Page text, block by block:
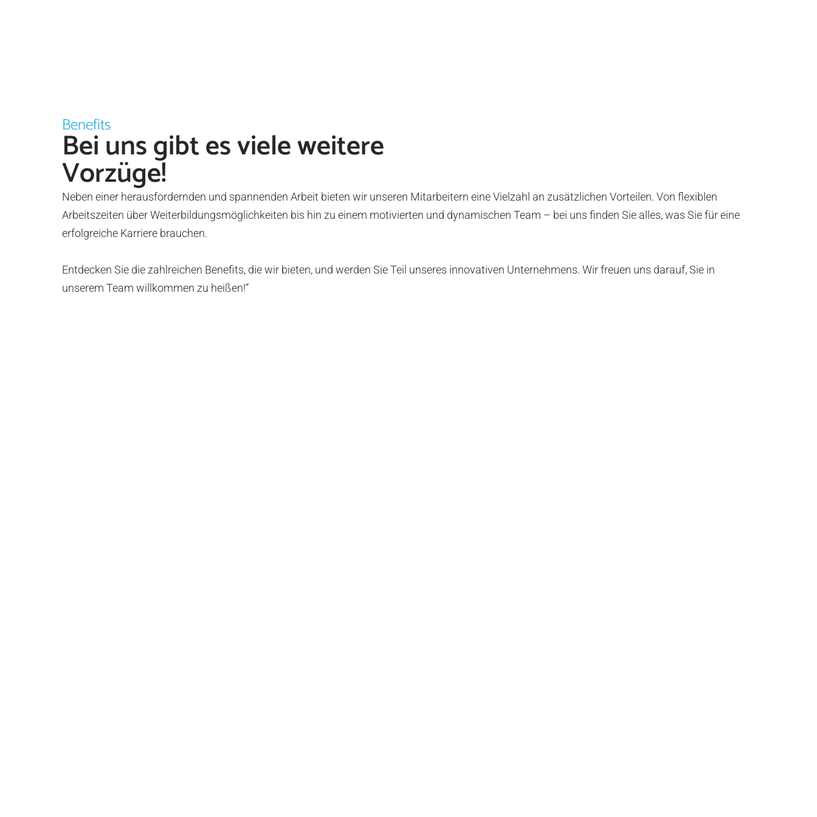
Benefits
Bei uns gibt es viele weitere
Vorzüge!
Neben einer herausfordernden und spannenden Arbeit bieten wir unseren Mitarbeitern eine Vielzahl an zusätzlichen Vorteilen. Von flexiblen
Arbeitszeiten über Weiterbildungsmöglichkeiten bis hin zu einem motivierten und dynamischen Team – bei uns finden Sie alles, was Sie für eine
erfolgreiche Karriere brauchen.
Entdecken Sie die zahlreichen Benefits, die wir bieten, und werden Sie Teil unseres innovativen Unternehmens. Wir freuen uns darauf, Sie in
unserem Team willkommen zu heißen!“